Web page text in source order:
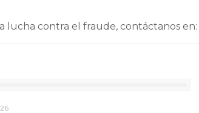
lucha contra el fraude, contáctanos en: